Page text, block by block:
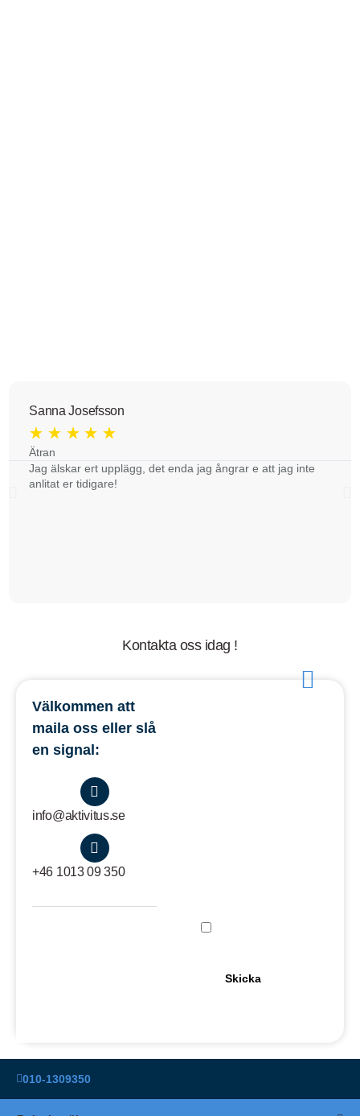
Sanna Josefsson
★ ★ ★ ★ ★
Ätran
Jag älskar ert upplägg, det enda jag ångrar e att jag inte
anlitat er tidigare!
Välkommen att
maila oss eller slå
en signal:
info@aktivitus.se
+46 1013 09 350
Kontakta oss idag !
010-1309350